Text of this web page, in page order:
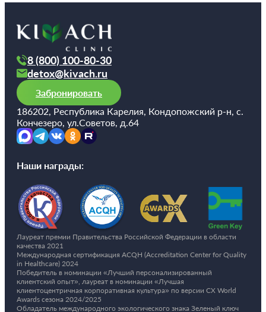
8 (800) 100-80-30
detox@kivach.ru
Забронировать
186202, Республика Карелия, Кондопожский р-н, с.
Кончезеро, ул.Советов, д.64
Наши награды:
Лауреат премии Правительства Российской Федерации в области
качества 2021
Международная сертификация ACQH (Accreditation Center for Quality
in Healthcare) 2024
Победитель в номинации «Лучший персонализированный
клиентский опыт», лауреат в номинации «Лучшая
клиентоцентричная корпоративная культура» по версии CX World
Awards сезона 2024/2025
Обладатель международного экологического знака Зеленый ключ